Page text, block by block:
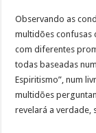
Observando as
multidões confusas
com diferentes
todas baseadas
Espiritismo”, num
multidões
revelará a verdade,